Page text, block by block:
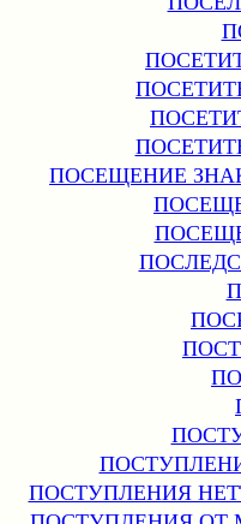
ПОСЕЩЕНИЕ
ПОСТУПЛЕНИЯ